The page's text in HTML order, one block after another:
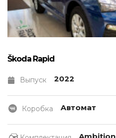
Škoda Rapid
Выпуск 2022
Коробка Автомат